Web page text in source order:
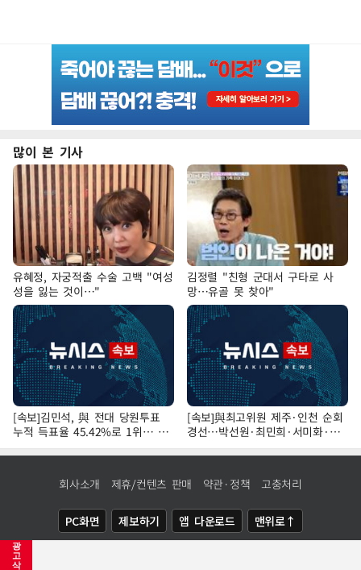
광
고
삭
많이 본 기사
유혜정, 자궁적출 수술 고백 "여성
성을 잃는 것이…"
김정렬 "친형 군대서 구타로 사
망…유골 못 찾아"
[속보]김민석, 與 전대 당원투표
누적 득표율 45.42%로 1위… 정
청래 44.56%
[속보]與최고위원 제주·인천 순회
경선…박선원·최민희·서미화·한
민수·김용 순
회사소개 제휴/컨텐츠 판매 약관·정책 고충처리
PC화면 제보하기 앱 다운로드 맨위로↑